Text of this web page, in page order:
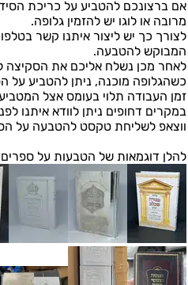
אם ברצונכם להטביע על כריכת
מרובה או לוגו יש להזמין גלופה.
לצורך כך יש ליצור איתנו קשר
המבוקש להטבעה.
לאחר מכן נשלח אליכם את הסקיצה
כשהגלופה מוכנה, ניתן להטביע על
זמן העבודה תלוי בעומס אצל המטביע. נע בין 2-
במקרים דחופים ניתן לוודא איתנו
ווצאפ לשליחת טקסט להטבעה על הספר:
להלן דוגמאות של הטבעות על ספרים